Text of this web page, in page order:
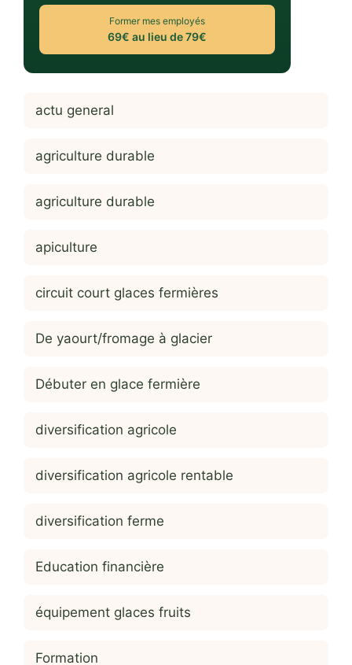
Former mes employés
69€ au lieu de 79€
actu general
agriculture durable
agriculture durable
apiculture
circuit court glaces fermières
De yaourt/fromage à glacier
Débuter en glace fermière
diversification agricole
diversification agricole rentable
diversification ferme
Education financière
équipement glaces fruits
Formation